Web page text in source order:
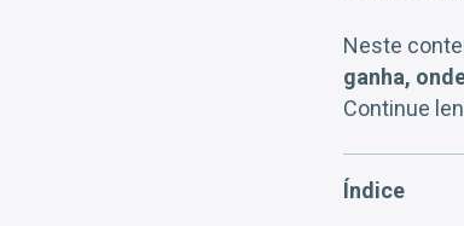
Neste
ganha,
Continue
Índice